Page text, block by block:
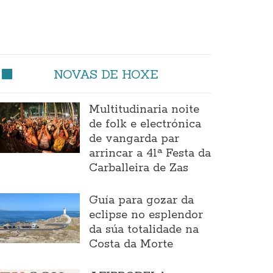
NOVAS DE HOXE
Multitudinaria noite
de folk e electrónica
de vangarda par
arrincar a 41ª Festa da
Carballeira de Zas
Guía para gozar da
eclipse no esplendor
da súa totalidade na
Costa da Morte